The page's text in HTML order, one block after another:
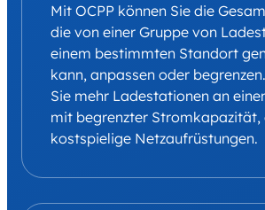
Mit OCPP können Sie die
die von einer Gruppe von
einem bestimmten Standort
kann, anpassen oder
Sie mehr Ladestationen an
mit begrenzter Stromkapazität,
kostspielige Netzaufrüstungen.